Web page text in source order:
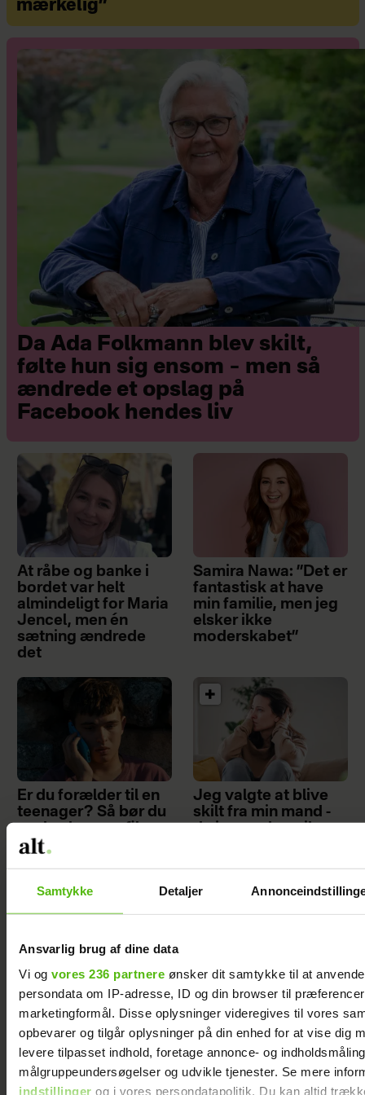
Samtykke Detaljer
Ansvarlig brug af dine data
Vi og vores 236 partnere ønsker dit samtykke til at
persondata om IP-adresse, ID og din browser til
marketingformål. Disse oplysninger videregives til vores
opbevarer og tilgår oplysninger på din enhed for at vise dig
levere tilpasset indhold, foretage annonce- og
målgruppeundersøgelser og udvikle tjenester. Se mere
indstillinger og i vores persondatapolitik. Du kan altid
mærkelig”
Da Ada Folkmann blev skilt,
følte hun sig ensom – men så
ændrede et opslag på
Facebook hendes liv
At råbe og banke i
bordet var helt
almindeligt for Maria
Jencel, men én
sætning ændrede
det
Samira Nawa: ”Det er
fantastisk at have
min familie, men jeg
elsker ikke
moderskabet”
Er du forælder til en
teenager? Så bør du
Jeg valgte at blive
skilt fra min mand -